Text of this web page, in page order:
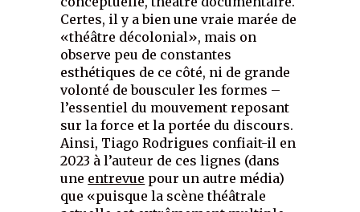
Certes, il y a bien une vraie marée de
«théâtre décolonial», mais on
observe peu de constantes
esthétiques de ce côté, ni de grande
volonté de bousculer les formes –
l’essentiel du mouvement reposant
sur la force et la portée du discours.
Ainsi, Tiago Rodrigues confiait-il en
2023 à l’auteur de ces lignes (dans
une entrevue pour un autre média)
que «puisque la scène théâtrale